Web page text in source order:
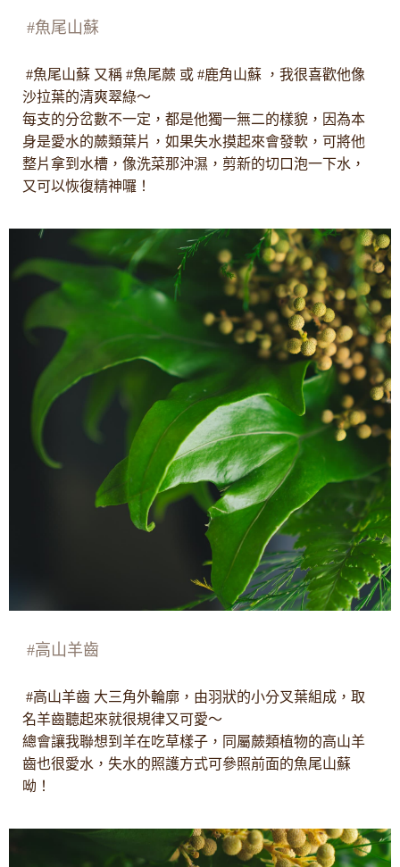
#魚尾山蘇
#魚尾山蘇 又稱 #魚尾蕨 或 #鹿角山蘇 ，我很喜歡他像
沙拉葉的清爽翠綠〜
每支的分岔數不一定，都是他獨一無二的樣貌，因為本
身是愛水的蕨類葉片，如果失水摸起來會發軟，可將他
整片拿到水槽，像洗菜那沖濕，剪新的切口泡一下水，
又可以恢復精神囉！
#高山羊齒
#高山羊齒 大三角外輪廓，由羽狀的小分叉葉組成，取
名羊齒聽起來就很規律又可愛〜
總會讓我聯想到羊在吃草樣子，同屬蕨類植物的高山羊
齒也很愛水，失水的照護方式可參照前面的魚尾山蘇
呦！